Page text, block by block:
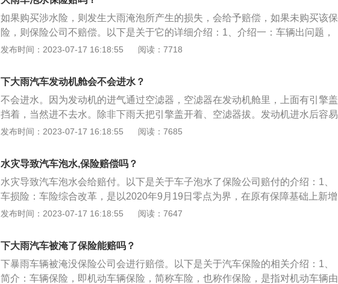
光、制动、转向等是否正常。
如果购买涉水险，则发生大雨淹泡所产生的损失，会给予赔偿，如果未购买该保
险，则保险公司不赔偿。以下是关于它的详细介绍：1、介绍一：车辆出问题，
及时打电话向保险公司备案，一定要在24小时之内报案。2、介绍二：当积水深
介绍三：暴雨天气尽量不要驾车外出，若必须驾车出门，在出门前应仔细检查灯
发布时间：2023-07-17 16:18:55 阅读：7718
下大雨汽车发动机舱会不会进水？
不会进水。因为发动机的进气通过空滤器，空滤器在发动机舱里，上面有引擎盖
挡着，当然进不去水。除非下雨天把引擎盖开着、空滤器拔。发动机进水后容易
熄火，如果发动机不停止运作，水容易进入火花塞导致发动机熄火。如果再启
1、涉水险：发动机特别损失险又名涉水险，是车损险的一种衍生险种，这个险
种主要是指车主为发动机购买的附加险。主要是保障车辆在积水路面涉水行驶或
被水淹后致使发动机损坏可以给予赔偿。2、涉水险适用范围：在遭受暴雨、洪
水的时候，保险机动车被水淹及排气筒或进气管，驾驶人继续启动机动车或利用
惯性启动机动车；遭受暴雨、洪水后，未经必要处理而启动机动车。
发布时间：2023-07-17 16:18:55 阅读：7685
水灾导致汽车泡水,保险赔偿吗？
水灾导致汽车泡水会给赔付。以下是关于车子泡水了保险公司赔付的介绍：1、
车损险：车险综合改革，是以2020年9月19日零点为界，在原有保障基础上新增
加盗抢、玻璃单独破碎、自燃、不计免赔率，车辆被推定全损，车损险保额是多
与车辆损失险一同投保。对于已投保车辆损失险，可到保险公司增加投保“涉水
险”。该保险实行20%的免赔率，如投保该险别的不计免赔，可获100%赔付。
发布时间：2023-07-17 16:18:55 阅读：7647
下大雨汽车被淹了保险能赔吗？
下暴雨车辆被淹没保险公司会进行赔偿。以下是关于汽车保险的相关介绍：1、
简介：车辆保险，即机动车辆保险，简称车险，也称作保险，是指对机动车辆由